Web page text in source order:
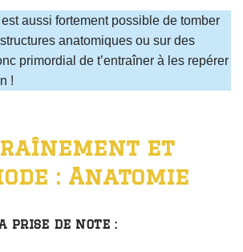
aussi fortement possible de tomber
anatomiques ou sur des
primordial de t’entraîner à les repérer
!
et
: Anatomie
prise de note :